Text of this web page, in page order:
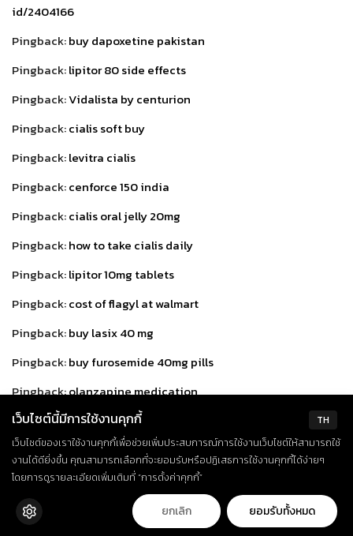
id/2404166
Pingback:buy dapoxetine pakistan
Pingback:lipitor 80 side effects
Pingback:Vidalista by centurion
Pingback:cialis soft buy
Pingback:levitra cialis
Pingback:cenforce 150 india
Pingback:cialis oral jelly 20mg
Pingback:how to take cialis daily
Pingback:lipitor 10mg tablets
Pingback:cost of flagyl at walmart
Pingback:buy lasix 40 mg
Pingback:buy furosemide 40mg pills
Pingback:olanzapine medication
Pingback:+38 0950663759 – Володимир (Сергій) Романенко,
Одеса – Грубий недобросовісний ЧОРТ: в чаті гарантії,
насправді товар несправний. Усе задокументов
Vidalista 80 mg yellow for sale
Pingback:
vermact 12 tablet uses
TH
เว็บไซต์นี้มีการใช้งานคุกกี้
เว็บไซต์ของเราใช้งานคุกกี้เพื่อช่วยเพิ่มประสบการณ์การใช้งานเว็บไซต์ให้สามารถใช้
งานได้ดียิ่งขึ้น คุณสามารถเลือกที่จะยอมรับหรือปฏิเสธการใช้งานคุกกี้ได้ง่ายๆ
โดยการดูรายละเอียดเพิ่มเติมที่ “การตั้งค่าคุกกี้”
ยกเลิก ยอมรับทั้งหมด